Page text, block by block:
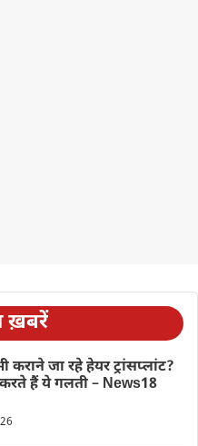
ख़बरें
जा रहे हेयर ट्रांसप्लांट?
हैं ये गलती – News18